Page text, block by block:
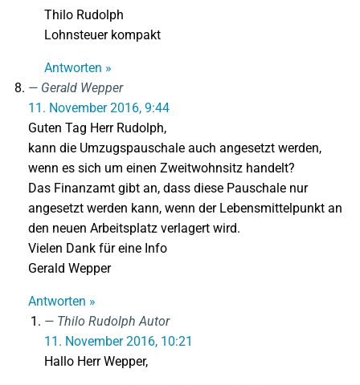
Thilo Rudolph
Lohnsteuer kompakt
Antworten »
Gerald Wepper
11. November 2016, 9:44
Guten Tag Herr Rudolph,
kann die Umzugspauschale auch angesetzt werden,
wenn es sich um einen Zweitwohnsitz handelt?
Das Finanzamt gibt an, dass diese Pauschale nur
angesetzt werden kann, wenn der Lebensmittelpunkt an
den neuen Arbeitsplatz verlagert wird.
Vielen Dank für eine Info
Gerald Wepper
Antworten »
Thilo Rudolph Autor
11. November 2016, 10:21
Hallo Herr Wepper,